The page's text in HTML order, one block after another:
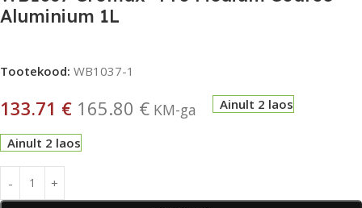
Aluminium 1L
Tootekood: WB1037-1
133.71 € 165.80 € KM-ga Ainult 2 laos
Ainult 2 laos